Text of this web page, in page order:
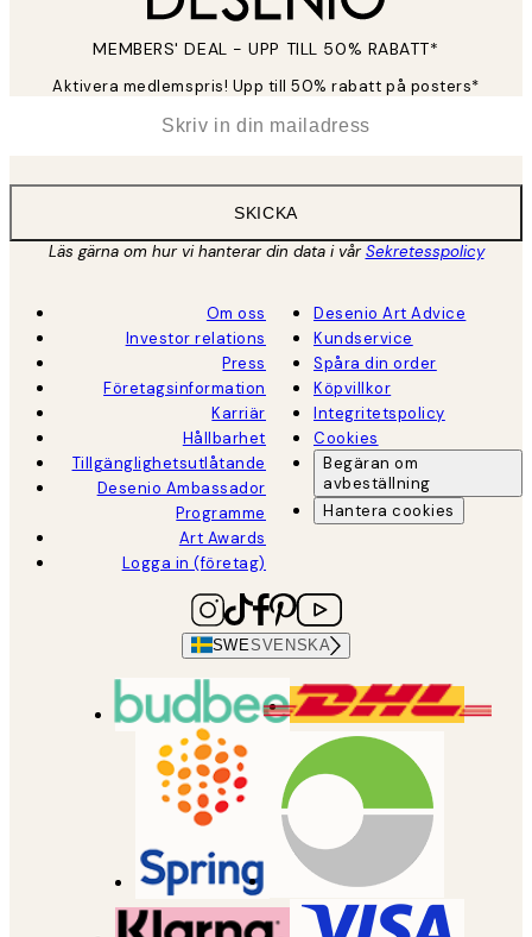
MEMBERS' DEAL - UPP TILL 50% RABATT*
Aktivera medlemspris! Upp till 50% rabatt på posters*
SKICKA
Läs gärna om hur vi hanterar din data i vårSekretesspolicy
Om oss
Investor relations
Press
Företagsinformation
Karriär
Hållbarhet
Tillgänglighetsutlåtande
Desenio Ambassador
Programme
Art Awards
Logga in (företag)
Desenio Art Advice
Kundservice
Spåra din order
Köpvillkor
Integritetspolicy
Cookies
Begäran om
avbeställning
Hantera cookies
SWESVENSKA